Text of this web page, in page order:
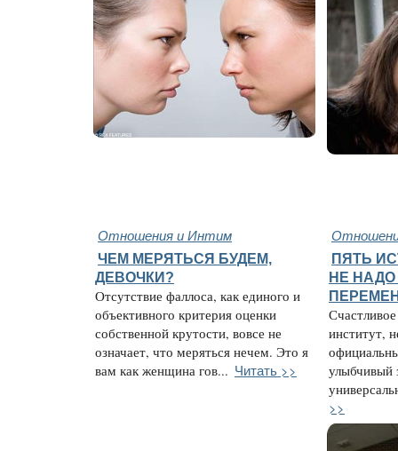
Отношения и Интим
ЧЕМ МЕРЯТЬСЯ БУДЕМ,
ДЕВОЧКИ?
Отсутствие фаллоса, как единого и
объективного критерия оценки
собственной крутости, вовсе не
означает, что меряться нечем. Это я
вам как женщина гов... Читать >>
ПЯТЬ
НЕ
институт,
улыбчивый
>>